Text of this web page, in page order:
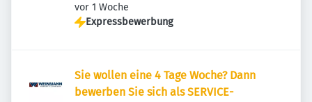
Deutschland
Veröffentlicht
vor 1 Woche
Expressbewerbung
Sie wollen eine 4 Tage Woche? Dann
bewerben Sie sich als SERVICE-